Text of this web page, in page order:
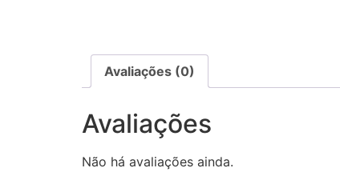
Avaliações (0)
Avaliações
Não há avaliações ainda.